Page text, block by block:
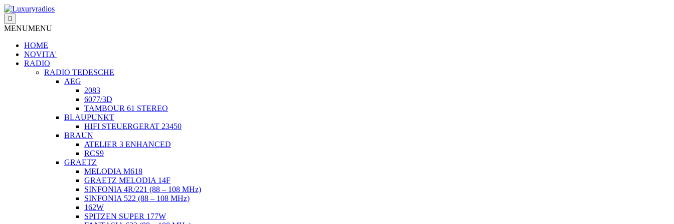
Salta
al
contenuto
MENUMENU
HOME
NOVITA'
RADIO
RADIO TEDESCHE
AEG
2083
6077/3D
TAMBOUR 61 STEREO
BLAUPUNKT
HIFI STEUERGERAT 23450
BRAUN
ATELIER 3 ENHANCED
RCS9
GRAETZ
MELODIA M618
GRAETZ MELODIA 14F
SINFONIA 4R/221 (88 – 108 MHz)
SINFONIA 522 (88 – 108 MHz)
162W
SPITZEN SUPER 177W